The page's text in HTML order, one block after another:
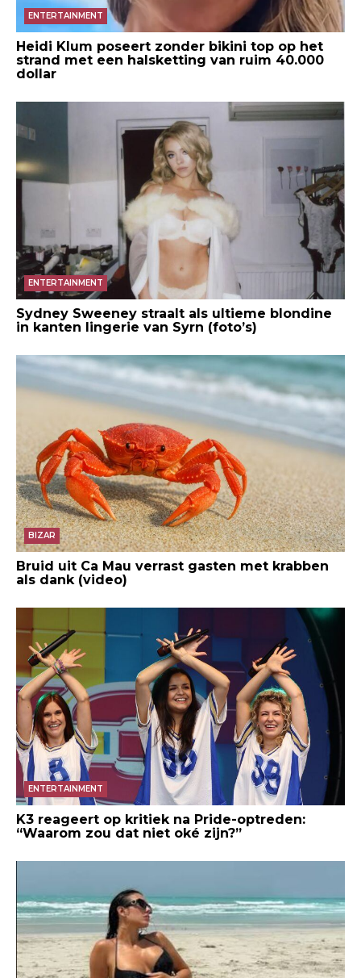
ENTERTAINMENT
Heidi Klum poseert zonder bikini top op het
strand met een halsketting van ruim 40.000
dollar
ENTERTAINMENT
Sydney Sweeney straalt als ultieme blondine
in kanten lingerie van Syrn (foto’s)
BIZAR
Bruid uit Ca Mau verrast gasten met krabben
als dank (video)
ENTERTAINMENT
K3 reageert op kritiek na Pride-optreden:
“Waarom zou dat niet oké zijn?”